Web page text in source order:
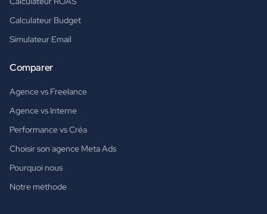
Calculateur Budget
Simulateur Email
Comparer
Agence vs Freelance
Agence vs Interne
Performance vs Créa
Choisir son agence Meta Ads
Pourquoi nous
Notre méthode